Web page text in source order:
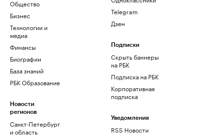
Общество
Бизнес
Технологии и
медиа
Финансы
Биографии
База знаний
РБК Образование
Новости
регионов
Санкт-Петербург
и область
Telegram
Дзен
Подписки
Скрыть баннеры
на РБК
Подписка на РБК
Корпоративная
подписка
Уведомления
RSS Новости